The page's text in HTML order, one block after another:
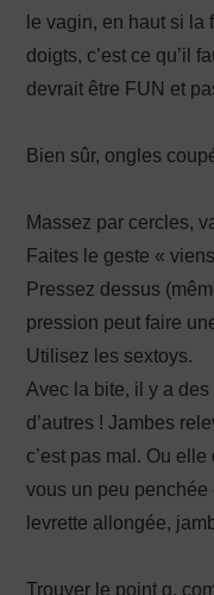
le vagin, en haut si la
doigts, c’est ce qu’il
devrait être FUN et
Bien sûr, ongles
Massez par cercles,
Faites le geste «
Pressez dessus
pression peut faire
Utilisez les sextoys.
Avec la bite, il y a
d’autres ! Jambes
c’est pas mal. Ou
vous un peu penchée
levrette allongée,
Trouver le point g,